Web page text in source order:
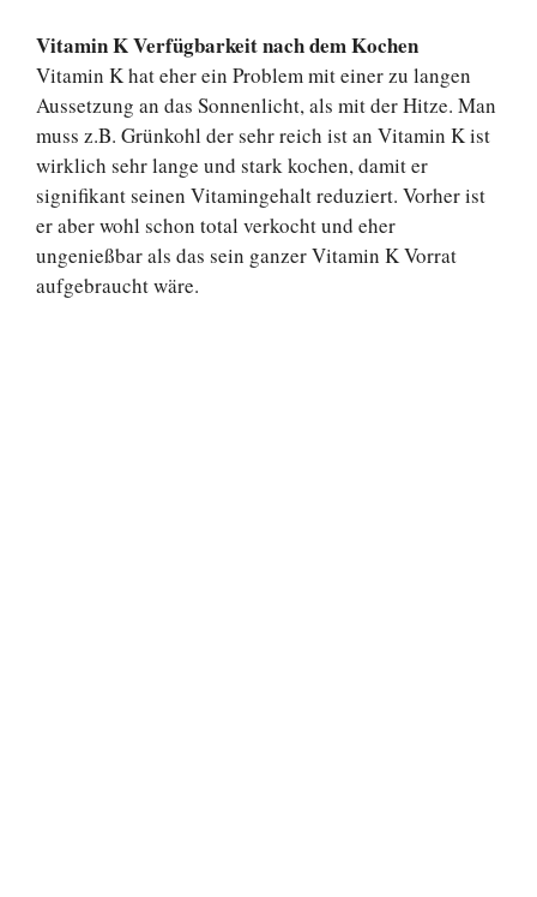
Vitamin K Verfügbarkeit nach dem Kochen
Vitamin K hat eher ein Problem mit einer zu langen
Aussetzung an das Sonnenlicht, als mit der Hitze. Man
muss z.B. Grünkohl der sehr reich ist an Vitamin K ist
wirklich sehr lange und stark kochen, damit er
signifikant seinen Vitamingehalt reduziert. Vorher ist
er aber wohl schon total verkocht und eher
ungenießbar als das sein ganzer Vitamin K Vorrat
aufgebraucht wäre.